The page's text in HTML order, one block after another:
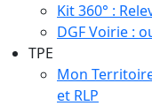
Kit 360° :
DGF Voirie :
TPE
Mon
et RLP